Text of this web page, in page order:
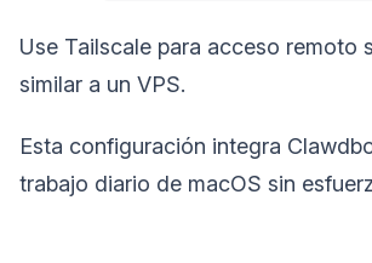
Use Tailscale para acceso remoto
similar a un VPS.
Esta configuración integra
trabajo diario de macOS sin